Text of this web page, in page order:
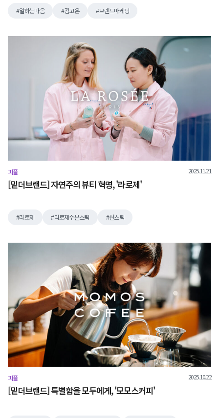
일하는마음 김고은 브랜드마케팅
피플 2025.11.21
[밑더브랜드] 자연주의 뷰티 혁명, '라로제'
라로제 라로제수분스틱 선스틱
피플 2025.10.22
[밑더브랜드] 특별함을 모두에게, '모모스커피'